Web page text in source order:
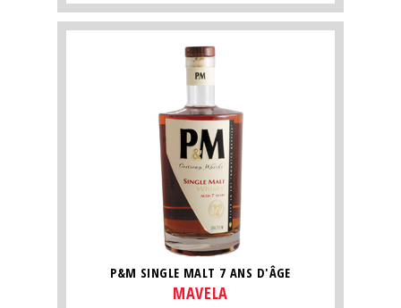
P&M SINGLE MALT 7 ANS D'ÂGE
MAVELA